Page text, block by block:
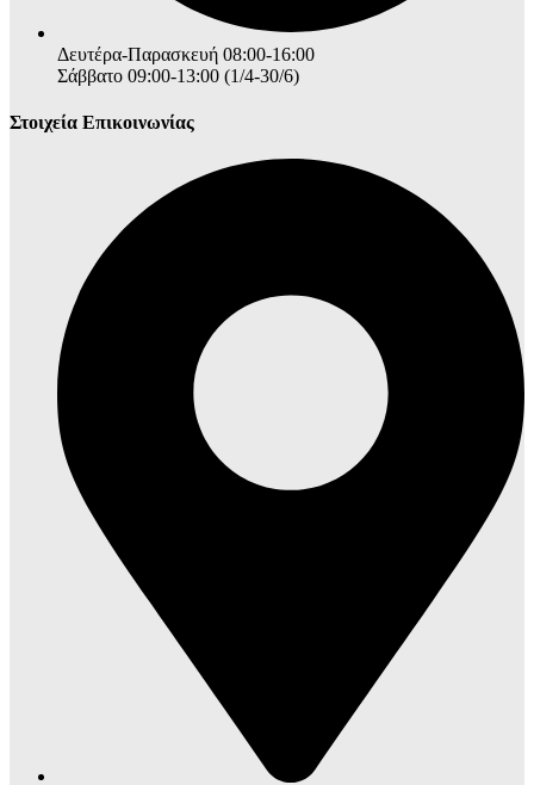
Δευτέρα-Παρασκευή 08:00-16:00
Σάββατο 09:00-13:00 (1/4-30/6)
Στοιχεία Επικοινωνίας